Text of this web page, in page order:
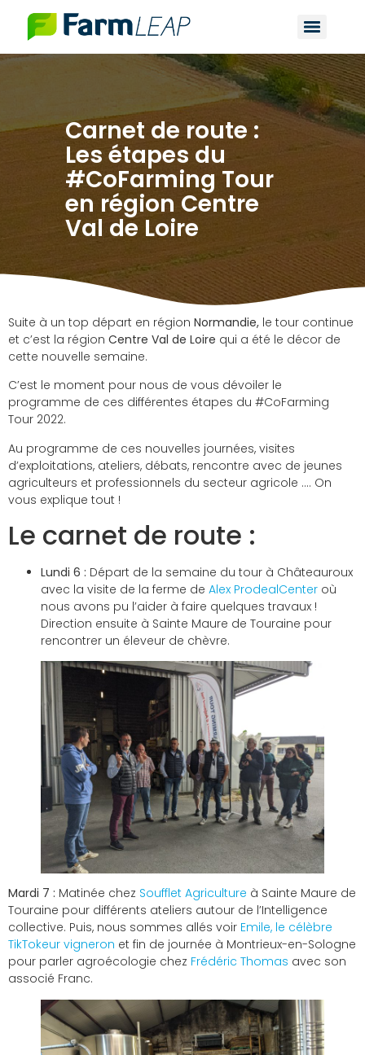
Carnet de route :
Les étapes du
#CoFarming Tour
en région Centre
Val de Loire
Suite à un top départ en région Normandie, le tour continue
et c’est la région Centre Val de Loire qui a été le décor de
cette nouvelle semaine.
C’est le moment pour nous de vous dévoiler le
programme de ces différentes étapes du #CoFarming
Tour 2022.
Au programme de ces nouvelles journées, visites
d’exploitations, ateliers, débats, rencontre avec de jeunes
agriculteurs et professionnels du secteur agricole …. On
vous explique tout !
Le carnet de route :
Lundi 6 : Départ de la semaine du tour à Châteauroux
avec la visite de la ferme de Alex ProdealCenter où
nous avons pu l’aider à faire quelques travaux !
Direction ensuite à Sainte Maure de Touraine pour
rencontrer un éleveur de chèvre.
Mardi 7 : Matinée chez Soufflet Agriculture à Sainte Maure de
Touraine pour différents ateliers autour de l’Intelligence
collective. Puis, nous sommes allés voir Emile, le célèbre
TikTokeur vigneron et fin de journée à Montrieux-en-Sologne
pour parler agroécologie chez Frédéric Thomas avec son
associé Franc.